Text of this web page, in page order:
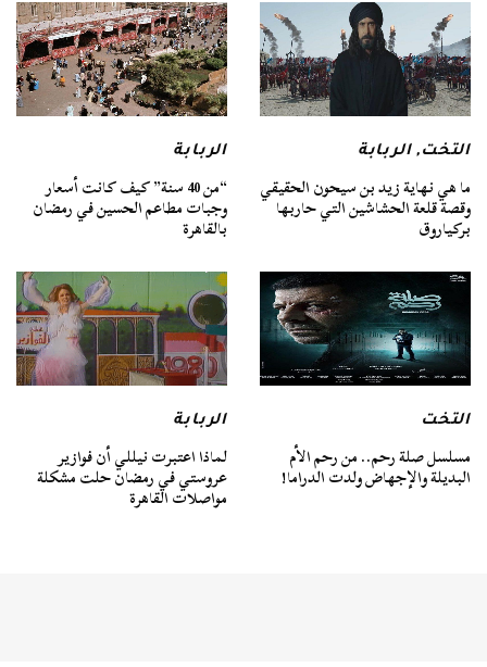
التخت,الربابة
ما هي نهاية زيد بن سيحون الحقيقي
وقصة قلعة الحشاشين التي حاربها
بركياروق
الربابة
“من 40 سنة” كيف كانت أسعار
وجبات مطاعم الحسين في رمضان
بالقاهرة
التخت
مسلسل صلة رحم.. من رحم الأم
البديلة والإجهاض ولدت الدراما!
الربابة
لماذا اعتبرت نيللي أن فوازير
عروستي في رمضان حلت مشكلة
مواصلات القاهرة